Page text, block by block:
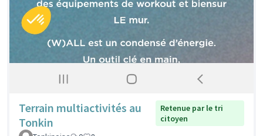
Terrain multiactivités au
Tonkin
Retenue par le tri
citoyen